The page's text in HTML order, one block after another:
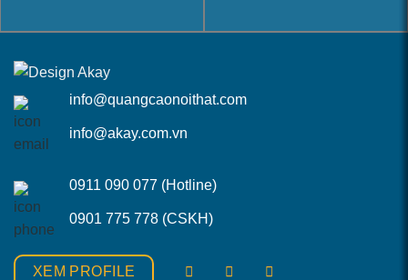
info@quangcaonoithat.com
info@akay.com.vn
0911 090 077 (Hotline)
0901 775 778 (CSKH)
XEM PROFILE